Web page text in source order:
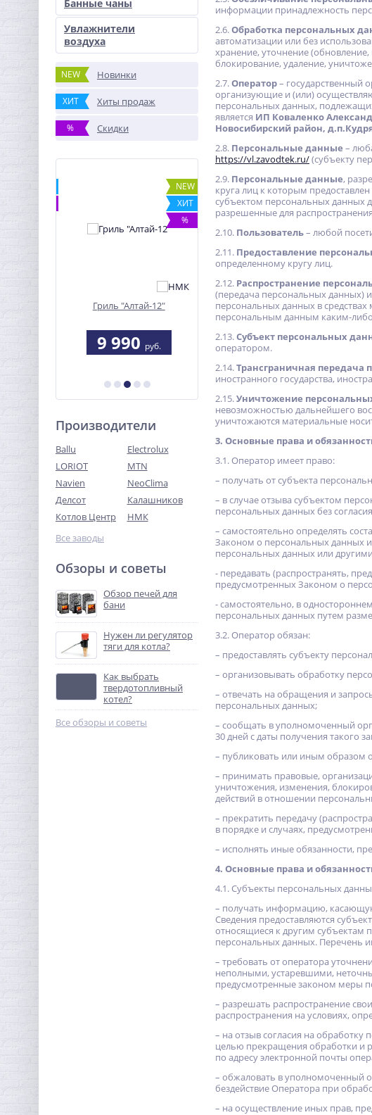
Банные чаны
Увлажнители
воздуха
NEW Новинки
ХИТ Хиты продаж
% Скидки
NEW
ХИТ
%
Гриль "Алтай-12"
9 990 руб.
ХИТ
%
Обогреватель
взрывозащищенный
11 945руб.
Производители
Ballu
Electrolux
LORIOT
MTN
Navien
NeoClima
Делсот
Калашников
Котлов Центр
НМК
Все заводы
Обзоры и советы
Обзор печей для
бани
Нужен ли регулятор
тяги для котла?
Как выбрать
твердотопливный
котел?
Все обзоры и советы
информации принадлежность
2.6.Обработка персональных
автоматизации или без
хранение, уточнение
блокирование, удаление,
2.7.Оператор– государственный
организующие и (или)
персональных данных,
является ИП Коваленко
Новосибирский район,
2.8. Персональные данные –
https://vl.zavodtek.ru/(субъекту
2.9. Персональные данные,
круга лиц к которым
субъектом персональных данных
разрешенные для
2.10. Пользователь– любой
2.11. Предоставление
определенному кругу лиц.
2.12. Распространение
(передача персональных данных)
персональных данных в
персональным данным каким-
2.13.Субъект персональных
оператором.
2.14.Трансграничная передача
иностранного государства,
2.15.Уничтожение
невозможностью дальнейшего
уничтожаются материальные
3. Основные права и
3.1. Оператор имеет право:
– получать от субъекта
– в случае отзыва субъектом
персональных данных без
– самостоятельно определять
Законом о персональных данных
персональных данных или
- передавать (распространять,
предусмотренных Законом о
- самостоятельно, в
персональных данных путем
3.2. Оператор обязан:
– предоставлять субъекту
– организовывать обработку
– отвечать на обращения и
персональных данных;
– сообщать в уполномоченный
30 дней с даты получения такого
– публиковать или иным образом
– принимать правовые,
уничтожения, изменения,
действий в отношении
– прекратить передачу
в порядке и случаях,
– исполнять иные обязанности,
4. Основные права и
4.1. Субъекты персональных
– получать информацию,
Сведения предоставляются
относящиеся к другим субъектам
персональных данных. Перечень
– требовать от оператора
неполными, устаревшими,
предусмотренные законом меры
– разрешать распространение
распространения на условиях,
– на отзыв согласия на
целью прекращения обработки и
по адресу электронной почты
– обжаловать в уполномоченный
бездействие Оператора при
– на осуществление иных прав,